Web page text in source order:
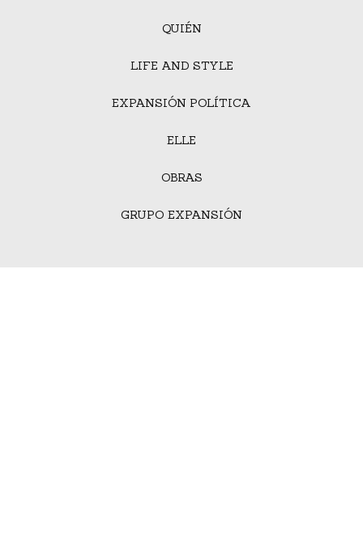
QUIÉN
LIFE AND STYLE
EXPANSIÓN POLÍTICA
ELLE
OBRAS
GRUPO EXPANSIÓN